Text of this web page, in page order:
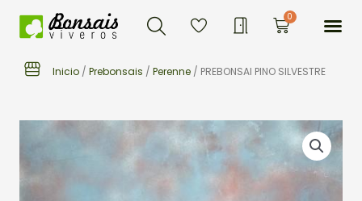
Buscar 0Carrito
Inicio / Prebonsais / Perenne / PREBONSAI PINO SILVESTRE